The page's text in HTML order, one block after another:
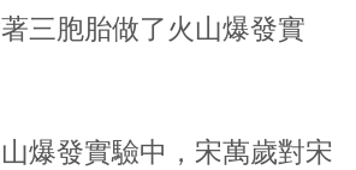
三胞胎做了火山爆發實
爆發實驗中，宋萬歲對宋